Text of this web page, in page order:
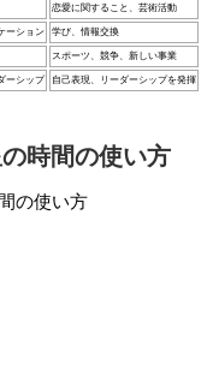
恋愛に関すること、芸術活動
ーション 学び、情報交換
スポーツ、競争、新しい事業
ーシップ 自己表現、リーダーシップを発揮
時間の使い方